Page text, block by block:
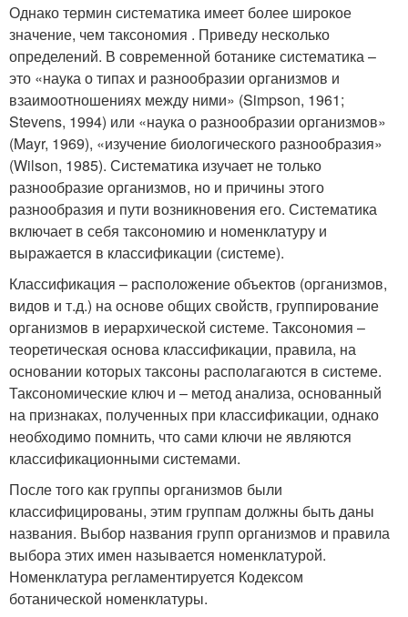
Однако термин систематика имеет более широкое
значение, чем таксономия . Приведу несколько
определений. В современной ботанике систематика –
это «наука о типах и разнообразии организмов и
взаимоотношениях между ними» (Simpson, 1961;
Stevens, 1994) или «наука о разнообразии организмов»
(Mayr, 1969), «изучение биологического разнообразия»
(Wilson, 1985). Систематика изучает не только
разнообразие организмов, но и причины этого
разнообразия и пути возникновения его. Систематика
включает в себя таксономию и номенклатуру и
выражается в классификации (системе).
Классификация – расположение объектов (организмов,
видов и т.д.) на основе общих свойств, группирование
организмов в иерархической системе. Таксономия –
теоретическая основа классификации, правила, на
основании которых таксоны располагаются в системе.
Таксономические ключ и – метод анализа, основанный
на признаках, полученных при классификации, однако
необходимо помнить, что сами ключи не являются
классификационными системами.
После того как группы организмов были
классифицированы, этим группам должны быть даны
названия. Выбор названия групп организмов и правила
выбора этих имен называется номенклатурой.
Номенклатура регламентируется Кодексом
ботанической номенклатуры.